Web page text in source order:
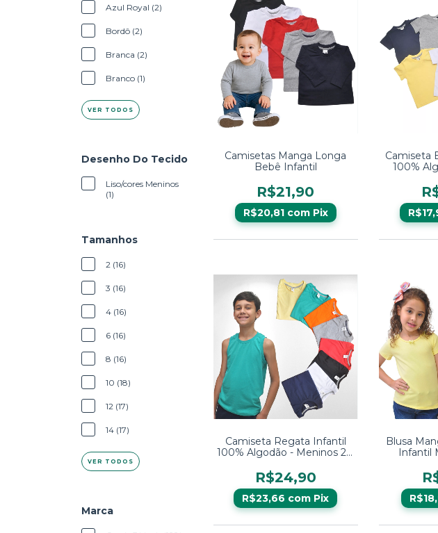
Azul Royal (2)
Bordô (2)
Branca (2)
Branco (1)
VER TODOS
Desenho Do Tecido
Liso/cores Meninos
(1)
Tamanhos
2 (16)
3 (16)
4 (16)
6 (16)
8 (16)
10 (18)
12 (17)
14 (17)
VER TODOS
Marca
Camisetas Manga Longa
Bebê Infantil
R$21,90
R$20,81 com Pix
Camiseta
100%
Camiseta Regata Infantil
100% Algodão - Meninos 2 a
Durável
R$24,90
R$23,66 com Pix
Blusa
Infantil